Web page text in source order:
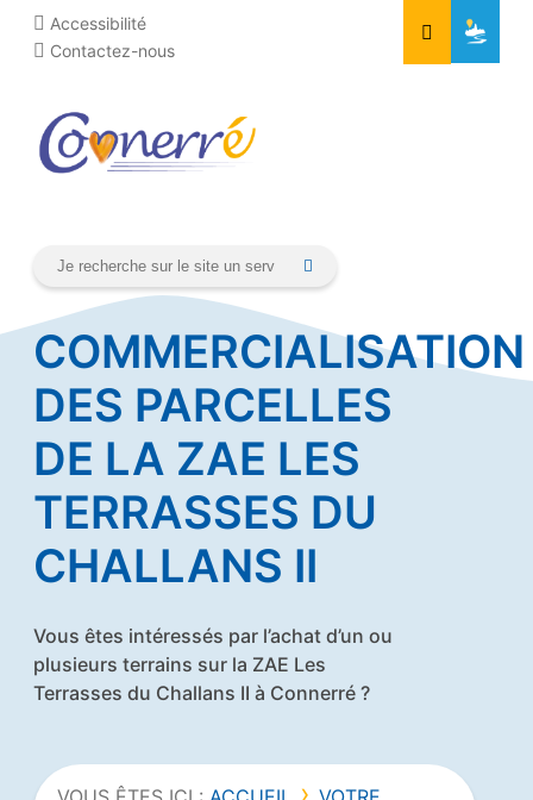
Aller Accessibilité
Contactez-nous
COMMERCIALISATION
DES PARCELLES
DE LA ZAE LES
TERRASSES DU
CHALLANS II
Vous êtes intéressés par l’achat d’un ou
plusieurs terrains sur la ZAE Les
Terrasses du Challans II à Connerré ?
Cookies management panel